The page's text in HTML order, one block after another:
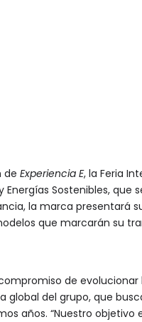
de Experiencia E, la Feria
Sostenibles, que
la marca presentará
que marcarán su
de
global del grupo, que
años. “Nuestro objetivo